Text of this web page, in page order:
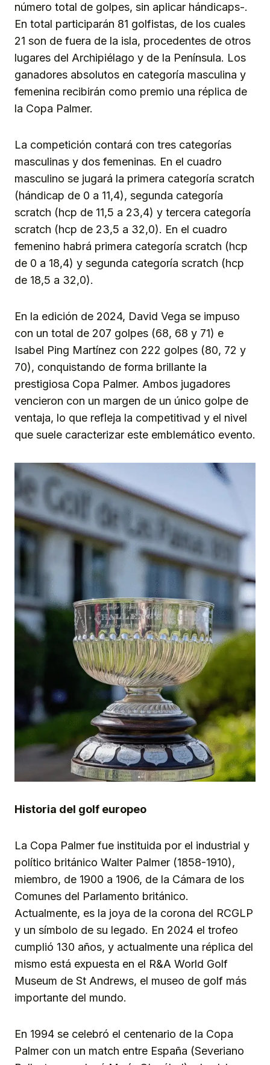
número total de golpes, sin aplicar hándicaps-.
En total participarán 81 golfistas, de los cuales
21 son de fuera de la isla, procedentes de otros
lugares del Archipiélago y de la Península. Los
ganadores absolutos en categoría masculina y
femenina recibirán como premio una réplica de
la Copa Palmer.
La competición contará con tres categorías
masculinas y dos femeninas. En el cuadro
masculino se jugará la primera categoría scratch
(hándicap de 0 a 11,4), segunda categoría
scratch (hcp de 11,5 a 23,4) y tercera categoría
scratch (hcp de 23,5 a 32,0). En el cuadro
femenino habrá primera categoría scratch (hcp
de 0 a 18,4) y segunda categoría scratch (hcp
de 18,5 a 32,0).
En la edición de 2024, David Vega se impuso
con un total de 207 golpes (68, 68 y 71) e
Isabel Ping Martínez con 222 golpes (80, 72 y
70), conquistando de forma brillante la
prestigiosa Copa Palmer. Ambos jugadores
vencieron con un margen de un único golpe de
ventaja, lo que refleja la competitivad y el nivel
que suele caracterizar este emblemático evento.
Historia del golf europeo
La Copa Palmer fue instituida por el industrial y
político británico Walter Palmer (1858-1910),
miembro, de 1900 a 1906, de la Cámara de los
Comunes del Parlamento británico.
Actualmente, es la joya de la corona del RCGLP
y un símbolo de su legado. En 2024 el trofeo
cumplió 130 años, y actualmente una réplica del
mismo está expuesta en el R&A World Golf
Museum de St Andrews, el museo de golf más
importante del mundo.
En 1994 se celebró el centenario de la Copa
Palmer con un match entre España (Severiano